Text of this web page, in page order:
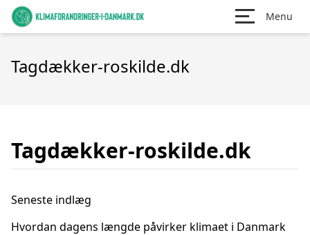
Menu
Tagdækker-roskilde.dk
Tagdækker-roskilde.dk
Seneste indlæg
Hvordan dagens længde påvirker klimaet i Danmark